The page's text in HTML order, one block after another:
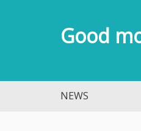
Good
NEWS